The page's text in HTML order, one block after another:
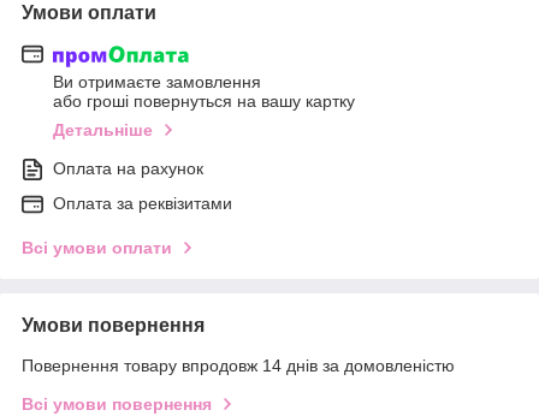
Умови оплати
Ви отримаєте замовлення
або гроші повернуться на вашу картку
Детальніше
Оплата на рахунок
Оплата за реквізитами
Всі умови оплати
Умови повернення
Повернення товару впродовж 14 днів за домовленістю
Всі умови повернення